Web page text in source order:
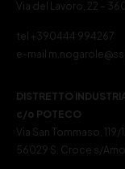
Via del Lavoro, 22 –
tel +390444 994267
e-mail
DISTRETTO
c/o POTECO
Via San Tommaso, 119/
56029 S. Croce s/Arno